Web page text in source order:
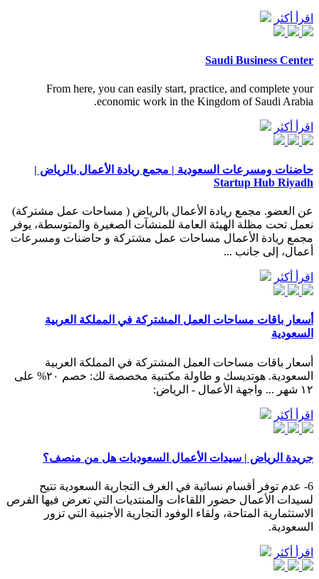
اقرأ أكثر
Saudi Business Center
From here, you can easily start, practice, and complete your
economic work in the Kingdom of Saudi Arabia.
اقرأ أكثر
حاضنات ومسرعات السعودية | مجمع ريادة الأعمال بالرياض |
Startup Hub Riyadh
عن العضو. مجمع ريادة الأعمال بالرياض ( مساحات عمل مشتركة)
نعمل تحت مظلة الهيئة العامة للمنشآت الصغيرة والمتوسطة، يوفر
مجمع ريادة الأعمال مساحات عمل مشتركة و حاضنات ومسرعات
أعمال، إلى جانب ...
اقرأ أكثر
أسعار باقات مساحات العمل المشتركة في المملكة العربية
السعودية
أسعار باقات مساحات العمل المشتركة في المملكة العربية
السعودية. هوتديسك و طاولة مكتبية مخصصة لك: خصم ٢٠% على
١٢ شهر ... واجهة الأعمال - الرياض:
اقرأ أكثر
جريدة الرياض | سيدات الأعمال السعوديات هل من منصف؟
6- عدم توفر أقسام نسائية في الغرف التجارية السعودية تتيح
لسيدات الأعمال حضور اللقاءات والمنتديات التي تعرض فيها الفرص
الاستثمارية المتاحة، ولقاء الوفود التجارية الأجنبية التي تزور
السعودية.
اقرأ أكثر